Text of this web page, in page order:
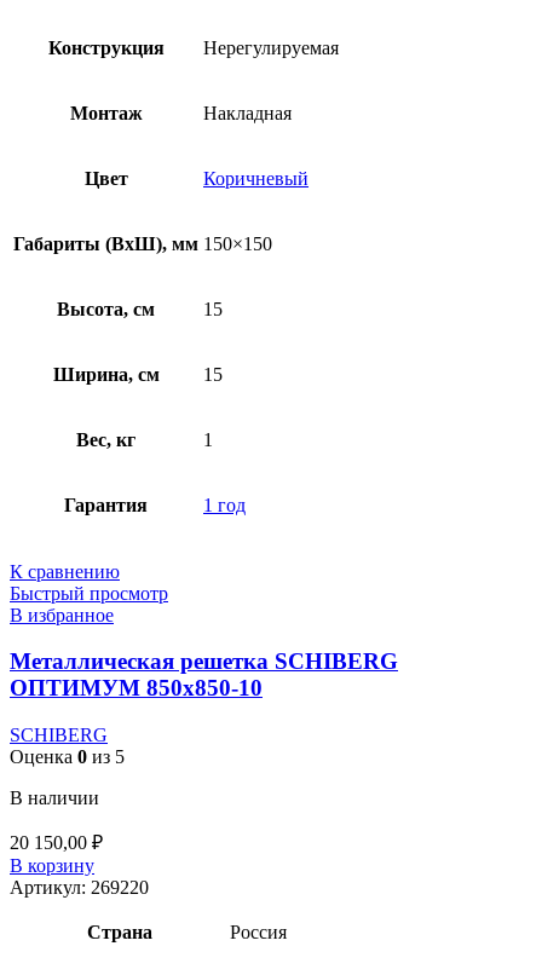
Конструкция Нерегулируемая
Монтаж Накладная
Цвет Коричневый
Габариты (ВхШ), мм 150×150
Высота, см 15
Ширина, см 15
Вес, кг 1
Гарантия 1 год
К сравнению
Быстрый просмотр
В избранное
Металлическая решетка SCHIBERG
ОПТИМУМ 850х850-10
SCHIBERG
Оценка 0 из 5
В наличии
20 150,00 ₽
В корзину
Артикул: 269220
Страна Россия